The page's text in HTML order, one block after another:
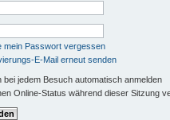
mein Passwort vergessen
E-Mail erneut senden
bei jedem Besuch automatisch anmelden
Online-Status während dieser Sitzung